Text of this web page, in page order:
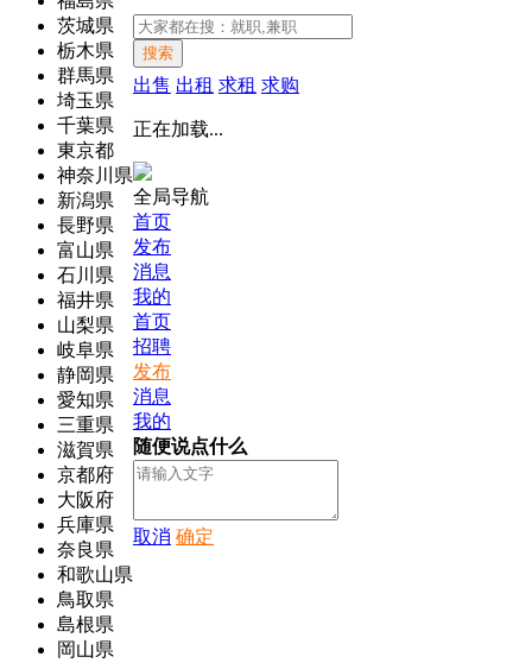
茨城県
栃木県
群馬県
埼玉県
千葉県
東京都
神奈川県
新潟県
長野県
富山県
石川県
福井県
山梨県
岐阜県
静岡県
愛知県
三重県
滋賀県
京都府
大阪府
兵庫県
奈良県
和歌山県
鳥取県
島根県
岡山県
搜索
出售 出租 求租 求购
正在加载...
全局导航
首页
发布
消息
我的
首页
招聘
发布
消息
我的
随便说点什么
取消 确定